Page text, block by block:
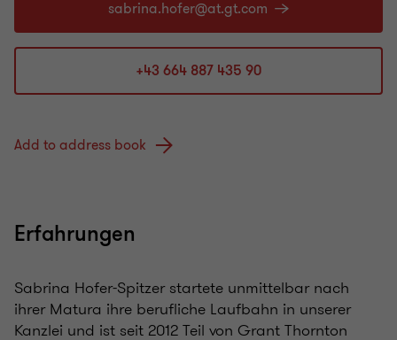
+43 664 887 435 90
Add to address book
Erfahrungen
Sabrina Hofer-Spitzer startete unmittelbar nach
ihrer Matura ihre berufliche Laufbahn in unserer
Kanzlei und ist seit 2012 Teil von Grant Thornton